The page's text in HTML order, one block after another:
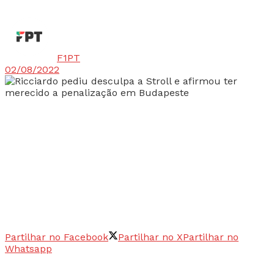
F1PT
02/08/2022
Partilhar no Facebook Partilhar no XPartilhar no
Whatsapp